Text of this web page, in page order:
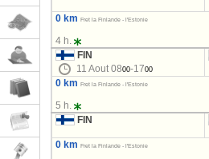
0 km Fret la Finlande - l'Estonie
4 h.
FIN
11 Aout 0800-1700
0 km Fret la Finlande - l'Estonie
5 h.
FIN
0 km Fret la Finlande - l'Estonie